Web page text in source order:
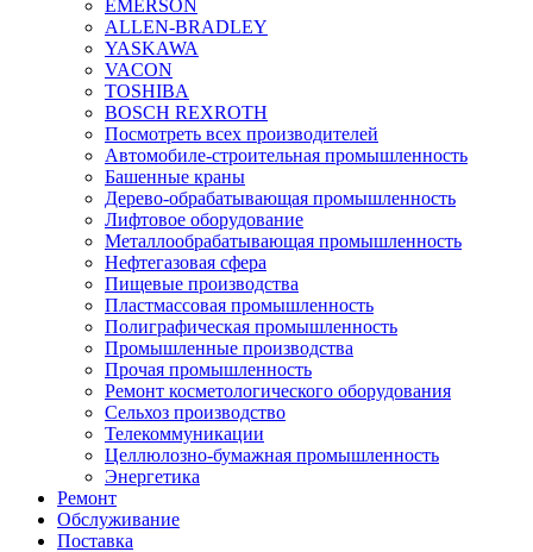
EMERSON
ALLEN-BRADLEY
YASKAWA
VACON
TOSHIBA
BOSCH REXROTH
Посмотреть всех производителей
Автомобиле-строительная промышленность
Башенные краны
Дерево-обрабатывающая промышленность
Лифтовое оборудование
Металлообрабатывающая промышленность
Нефтегазовая сфера
Пищевые производства
Пластмассовая промышленность
Полиграфическая промышленность
Промышленные производства
Прочая промышленность
Ремонт косметологического оборудования
Сельхоз производство
Телекоммуникации
Целлюлозно-бумажная промышленность
Энергетика
Ремонт
Обслуживание
Поставка